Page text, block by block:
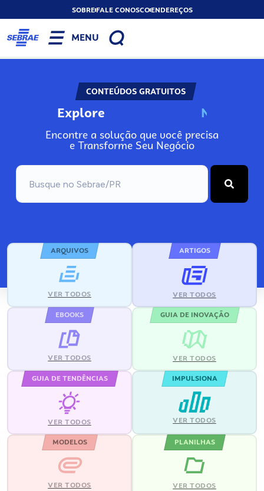
SOBREFALE CONOSCOENDEREÇOS
MENU
CONTEÚDOS GRATUITOS
Explore N
Encontre a solução que você precisa
e Transforme Seu Negócio
ARQUIVOS
VER TODOS
ARTIGOS
VER TODOS
EBOOKS
VER TODOS
GUIA DE INOVAÇÃO
VER TODOS
GUIA DE TENDÊNCIAS
VER TODOS
IMPULSIONA
VER TODOS
MODELOS
VER TODOS
PLANILHAS
VER TODOS